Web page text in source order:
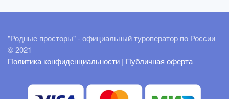
"Родные просторы" - официальный туроператор по России
© 2021
Политика конфиденциальности | Публичная оферта